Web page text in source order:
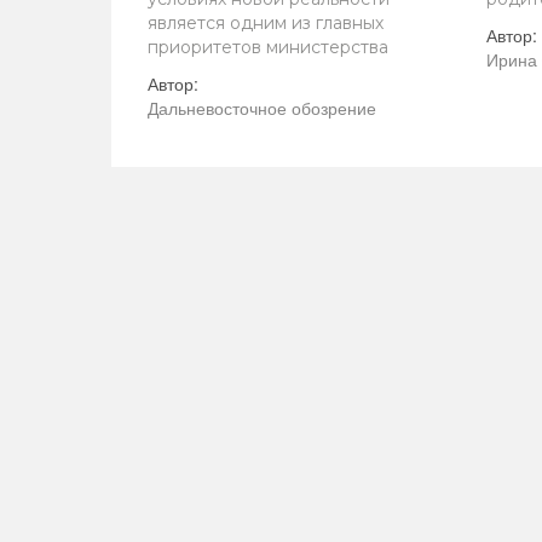
является одним из главных
приоритетов министерства
Автор:
Дальневосточное обозрение
Автор:
Ирина